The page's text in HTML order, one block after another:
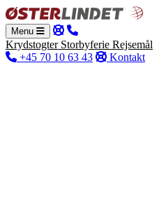
Menu
Krydstogter Storbyferie Rejsemål
+45 70 10 63 43
Kontakt